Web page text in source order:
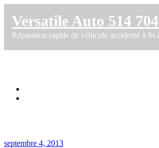
Versatile Auto 514
Réparation rapide de véhicule accidenté à
septembre 4, 2013